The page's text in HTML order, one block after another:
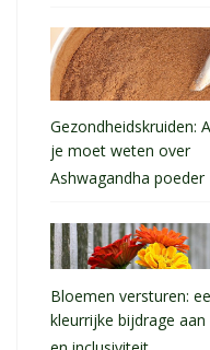
Gezondheidskruiden:
je moet weten over
Ashwagandha poeder
Bloemen versturen:
kleurrijke bijdrage